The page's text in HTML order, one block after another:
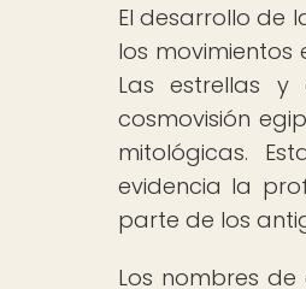
El desarrollo de
los movimientos
Las estrellas y
cosmovisión
mitológicas.
evidencia la
parte de los
Los nombres